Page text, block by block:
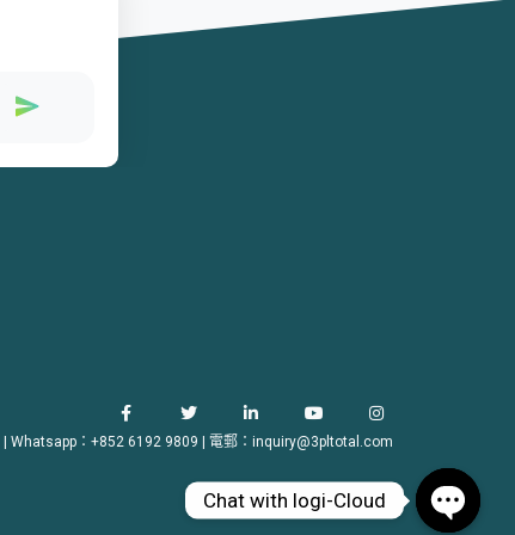
Whatsapp：+852 6192 9809 電郵：inquiry@3pltotal.com
Chat with logi-Cloud